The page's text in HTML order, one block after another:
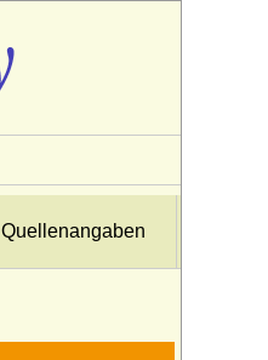
Quellenangaben